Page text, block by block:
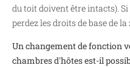
du toit doivent être intacts).
perdez les droits de base de la
Un changement de fonction
chambres d'hôtes est-il